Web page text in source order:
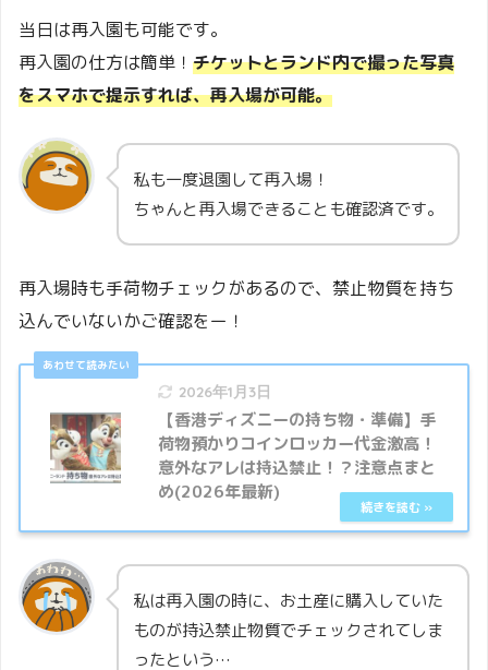
当日は再入園も可能です。
再入園の仕方は簡単！ チケットとランド内で撮った写真
をスマホで提示すれば、再入場が可能。
私も一度退園して再入場！
ちゃんと再入場できることも確認済です。
再入場時も手荷物チェックがあるので、禁止物質を持ち
込んでいないかご確認をー！
2026年1月3日
【香港ディズニーの持ち物・準備】手
荷物預かりコインロッカー代金激高！
意外なアレは持込禁止！？注意点まと
め(2026年最新)
私は再入園の時に、お土産に購入していた
ものが持込禁止物質でチェックされてしま
ったという…